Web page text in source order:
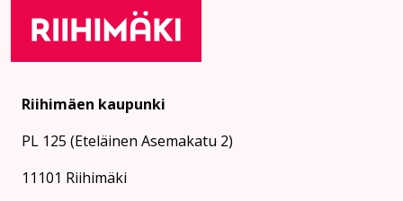
Riihimäen kaupunki
PL 125 (Eteläinen Asemakatu 2)
11101 Riihimäki